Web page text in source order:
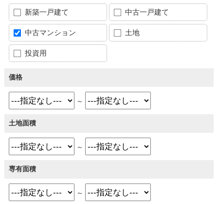
新築一戸建て 中古一戸建て
中古マンション 土地
投資用
価格
～
土地面積
～
専有面積
～